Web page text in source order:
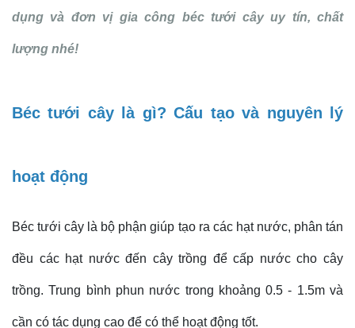
dụng và đơn vị gia công béc tưới cây uy tín, chất
lượng nhé!
Béc tưới cây là gì? Cấu tạo và nguyên lý
hoạt động
Béc tưới cây là bộ phận giúp tạo ra các hạt nước, phân tán
đều các hạt nước đến cây trồng để cấp nước cho cây
trồng. Trung bình phun nước trong khoảng 0.5 - 1.5m và
cần có tác dụng cao để có thể hoạt động tốt.